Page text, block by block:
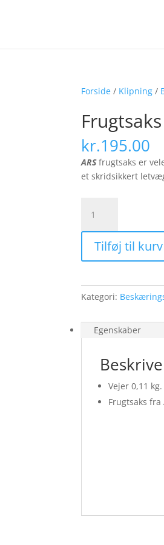
Forside / Klipning /
Frugtsaks
kr.195.00
ARSfrugtsaks er
etskridsikkert
antal
Tilføj til kurv
Kategori:
Egenskaber
Vejer 0,11 kg.
Frugtsaks fra